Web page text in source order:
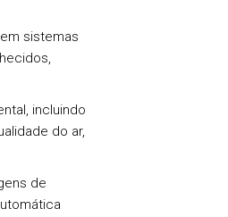
sistemas
incluindo
do ar,
de